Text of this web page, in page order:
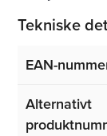
Tekniske
EAN-
Alternativt